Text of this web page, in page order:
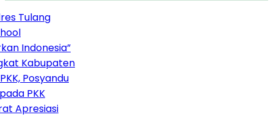
Tulang
Indonesia”
Kabupaten
Posyandu
PKK
Apresiasi